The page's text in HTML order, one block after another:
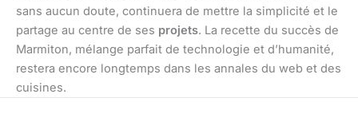
sans aucun doute, continuera de mettre la simplicité et le
partage au centre de ses projets. La recette du succès de
Marmiton, mélange parfait de technologie et d’humanité,
restera encore longtemps dans les annales du web et des
cuisines.